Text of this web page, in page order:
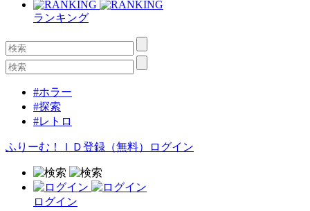
ランキング
#ホラー
#探索
#レトロ
ふりーむ！ＩＤ登録（無料） ログイン
ログイン